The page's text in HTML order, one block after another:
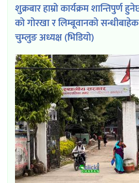
शुक्रबार हाम्रो कार्यक्रम शान्तिपुर्ण
को गोरखा र लिम्बूवानको
चुम्लुङ अध्यक्ष (भिडियो)